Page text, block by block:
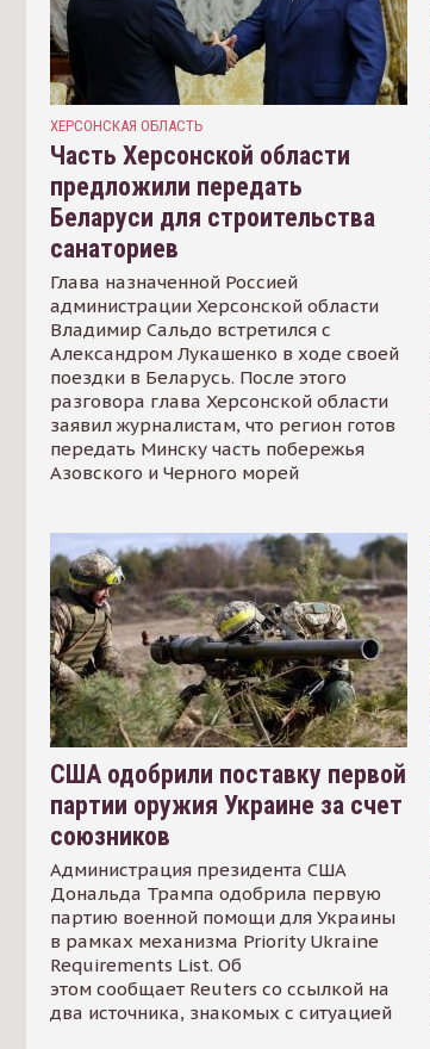
ХЕРСОНСКАЯ ОБЛАСТЬ
Часть Херсонской области
предложили передать
Беларуси для строительства
санаториев
Глава назначенной Россией
администрации Херсонской области
Владимир Сальдо встретился с
Александром Лукашенко в ходе своей
поездки в Беларусь. После этого
разговора глава Херсонской области
заявил журналистам, что регион готов
передать Минску часть побережья
Азовского и Черного морей
США одобрили поставку первой
партии оружия Украине за счет
союзников
Администрация президента США
Дональда Трампа одобрила первую
партию военной помощи для Украины
в рамках механизма Priority Ukraine
Requirements List. Об
этом сообщает Reuters со ссылкой на
два источника, знакомых с ситуацией